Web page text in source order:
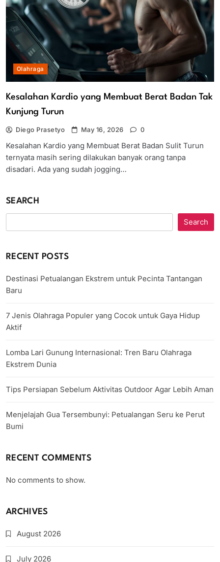
Olahraga
Kesalahan Kardio yang Membuat Berat Badan Tak
Kunjung Turun
Diego Prasetyo May 16, 2026 0
Kesalahan Kardio yang Membuat Berat Badan Sulit Turun
ternyata masih sering dilakukan banyak orang tanpa
disadari. Ada yang sudah jogging…
SEARCH
Search
RECENT POSTS
Destinasi Petualangan Ekstrem untuk Pecinta Tantangan
Baru
7 Jenis Olahraga Populer yang Cocok untuk Gaya Hidup
Aktif
Lomba Lari Gunung Internasional: Tren Baru Olahraga
Ekstrem Dunia
Tips Persiapan Sebelum Aktivitas Outdoor Agar Lebih Aman
Menjelajah Gua Tersembunyi: Petualangan Seru ke Perut
Bumi
RECENT COMMENTS
No comments to show.
ARCHIVES
August 2026
July 2026